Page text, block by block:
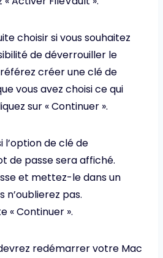
choisir si vous souhaitez
de déverrouiller le
créer une clé de
vous avez choisi ce qui
sur « Continuer ».
l’option de clé de
de passe sera affiché.
et mettez-le dans un
n’oublierez pas.
« Continuer ».
redémarrer votre Mac